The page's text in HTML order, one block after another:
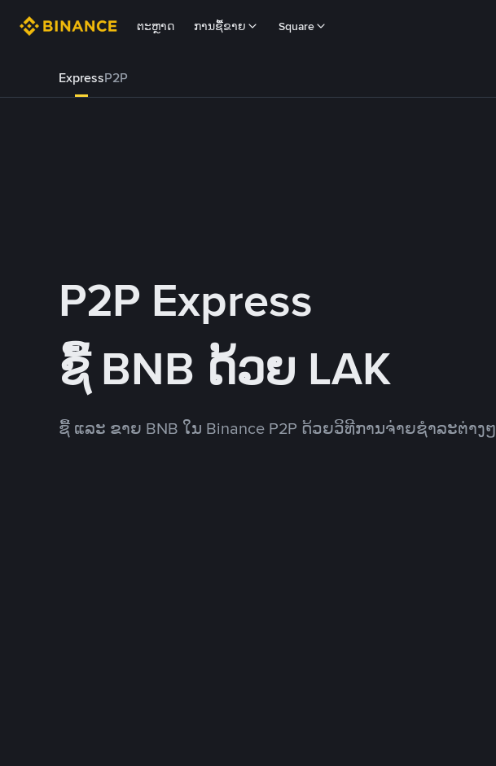
ຕະຫຼາດ ການຊື້ຂາຍ Square
ExpressP2P
P2P Express
ຊື້ BNB ດ້ວຍ LAK
ຊື້ ແລະ ຂາຍ BNB ໃນ Binance P2P ດ້ວຍວິທີການຈ່າຍຊຳລະຕ່າງໆ